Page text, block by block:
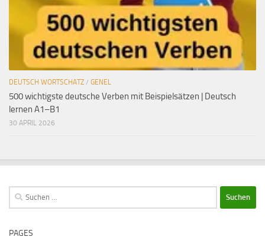
DEUTSCH WORTSCHATZ / GENEL
500 wichtigste deutsche Verben mit Beispielsätzen | Deutsch
lernen A1–B1
30 APRIL 2026
Suchen
nach:
PAGES